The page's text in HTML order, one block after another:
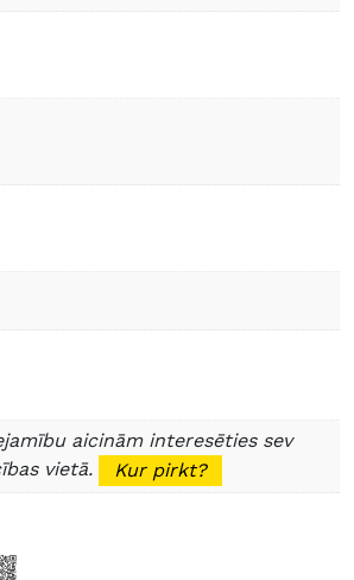
aicinām interesēties sev
vietā.
Kur pirkt?